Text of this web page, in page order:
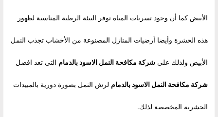
الأبيض كما أن وجود تسربات المياه توفر البيئة الرطبة المناسبة لظهور
هذه الحشرة وأيضا أرضيات المنازل المصنوعة من الأخشاب تجذب النمل
الأبيض ولذلك عليشركة مكافحة النمل الاسود بالدمام التي تعد افضل
شركة مكافحة النمل الاسود بالدمام لرش النمل بصورة دورية بالمبيدات
الحشرية المخصصة لذلك.